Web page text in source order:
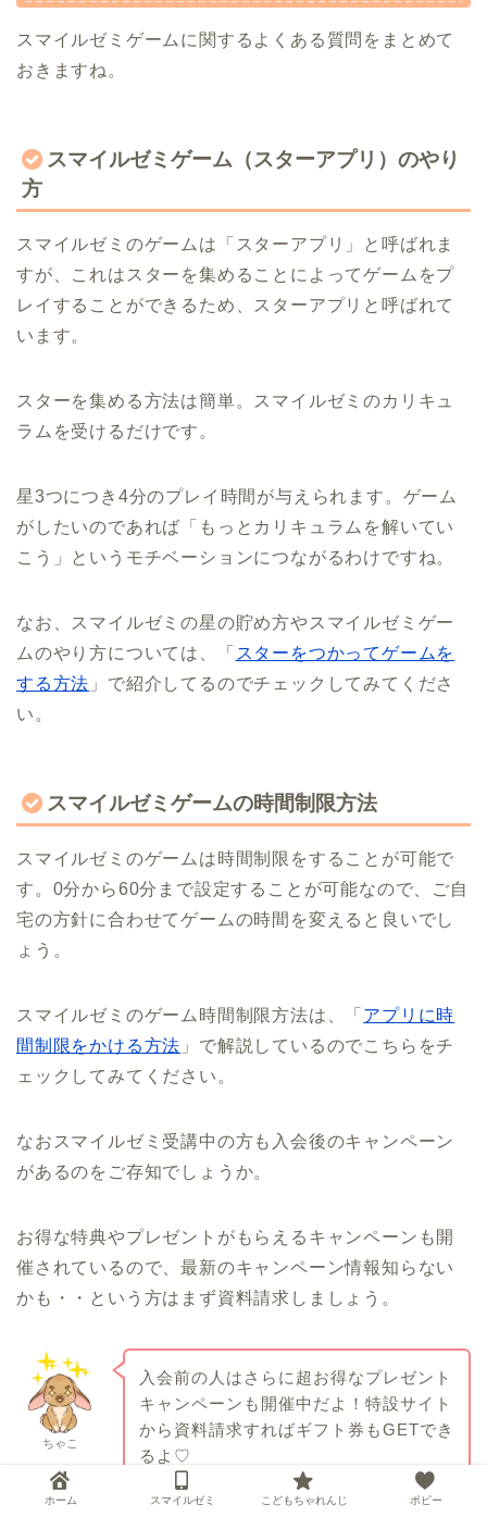
スマイルゼミゲームに関するよくある質問をまとめて
おきますね。
スマイルゼミゲーム（スターアプリ）のやり
方
スマイルゼミのゲームは「スターアプリ」と呼ばれま
すが、これはスターを集めることによってゲームをプ
レイすることができるため、スターアプリと呼ばれて
います。
スターを集める方法は簡単。スマイルゼミのカリキュ
ラムを受けるだけです。
星3つにつき4分のプレイ時間が与えられます。ゲーム
がしたいのであれば「もっとカリキュラムを解いてい
こう」というモチベーションにつながるわけですね。
なお、スマイルゼミの星の貯め方やスマイルゼミゲー
ムのやり方については、「 スターをつかってゲームを
する方法 」で紹介してるのでチェックしてみてくださ
い。
スマイルゼミゲームの時間制限方法
スマイルゼミのゲームは時間制限をすることが可能で
す。0分から60分まで設定することが可能なので、ご自
宅の方針に合わせてゲームの時間を変えると良いでし
ょう。
スマイルゼミのゲーム時間制限方法は、「 アプリに時
間制限をかける方法 」で解説しているのでこちらをチ
ェックしてみてください。
なおスマイルゼミ受講中の方も入会後のキャンペーン
があるのをご存知でしょうか。
お得な特典やプレゼントがもらえるキャンペーンも開
催されているので、最新のキャンペーン情報知らない
かも・・という方はまず資料請求しましょう。
ちゃこ
入会前の人はさらに超お得なプレゼント
キャンペーンも開催中だよ！特設サイト
から資料請求すればギフト券もGETでき
るよ♡
ホーム スマイルゼミ こどもちゃれんじ ポピー